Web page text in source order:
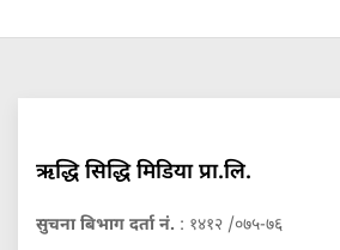
ऋद्धि सिद्धि मिडिया प्रा.लि.
सुचना बिभाग दर्ता नं. : १४१२ /०७५-७६